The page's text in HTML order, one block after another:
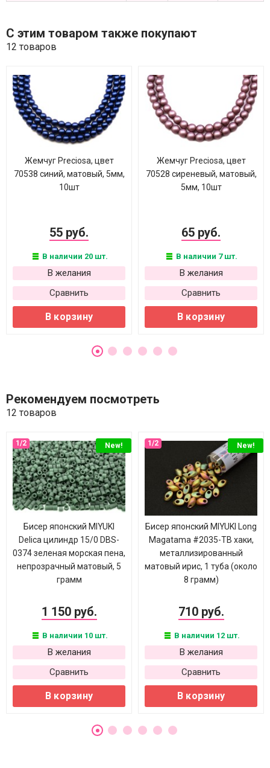
С этим товаром также покупают
12 товаров
Жемчуг Preciosa, цвет
70538 синий, матовый, 5мм,
10шт
55 руб.
В наличии 20 шт.
В желания
Сравнить
В корзину
Жемчуг Preciosa, цвет
70528 сиреневый, матовый,
5мм, 10шт
65 руб.
В наличии 7 шт.
В желания
Сравнить
В корзину
Рекомендуем посмотреть
12 товаров
New!
Бисер японский MIYUKI
Delica цилиндр 15/0 DBS-
0374 зеленая морская пена,
непрозрачный матовый, 5
грамм
1 150 руб.
В наличии 10 шт.
В желания
Сравнить
В корзину
New!
Бисер японский MIYUKI Long
Magatama #2035-TB хаки,
металлизированный
матовый ирис, 1 туба (около
8 грамм)
710 руб.
В наличии 12 шт.
В желания
Сравнить
В корзину